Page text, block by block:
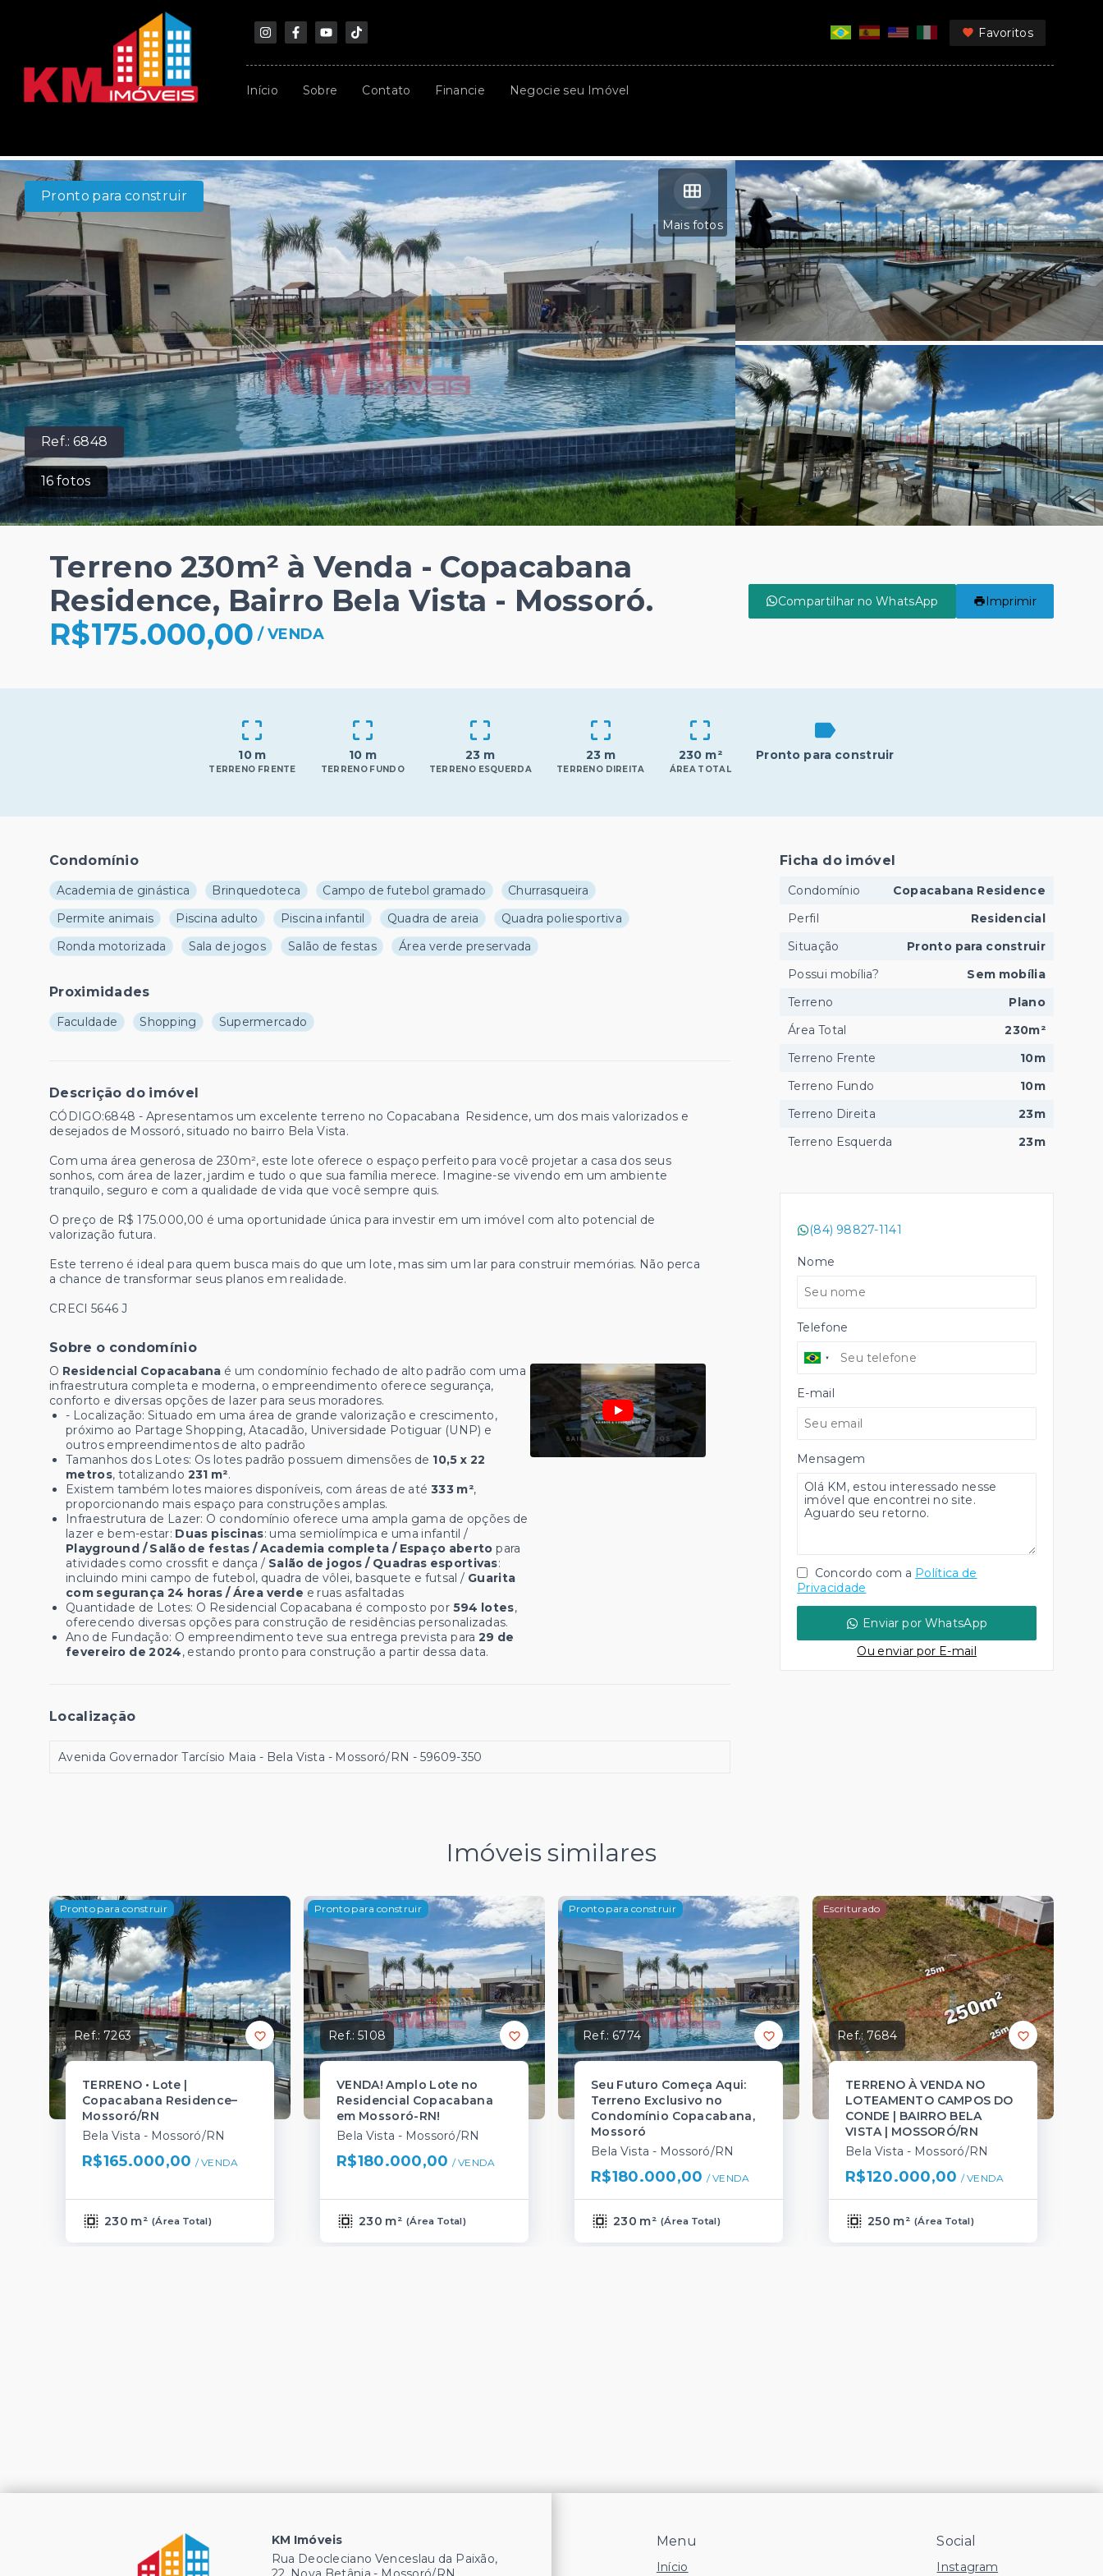
Favoritos
Início Sobre Contato Financie Negocie seu Imóvel
Ref.:6848
16 fotos
Mais fotos
Pronto para construir
Terreno 230m² à Venda - Copacabana
Residence, Bairro Bela Vista - Mossoró.
R$175.000,00 /VENDA
Compartilhar no WhatsApp Imprimir
10 m
TERRENO FRENTE
10 m
TERRENO FUNDO
23 m
TERRENO ESQUERDA
23 m
TERRENO DIREITA
230 m²
ÁREA TOTAL
Pronto para construir
Condomínio
Academia de ginástica Brinquedoteca Campo de futebol gramado
Churrasqueira
Permite animais
Piscina adulto Piscina infantil Quadra de areia
Quadra poliesportiva
Ronda motorizada
Sala de jogos Salão de festas Área verde preservada
Proximidades
Faculdade Shopping Supermercado
Descrição do imóvel
CÓDIGO:6848 - Apresentamos um excelente terreno no Copacabana Residence, um dos mais valorizados e
desejados de Mossoró, situado no bairro Bela Vista.
Com uma área generosa de 230m², este lote oferece o espaço perfeito para você projetar a casa dos seus
sonhos, com área de lazer, jardim e tudo o que sua família merece. Imagine-se vivendo em um ambiente
tranquilo, seguro e com a qualidade de vida que você sempre quis.
O preço de R$ 175.000,00 é uma oportunidade única para investir em um imóvel com alto potencial de
valorização futura.
Este terreno é ideal para quem busca mais do que um lote, mas sim um lar para construir memórias. Não perca
a chance de transformar seus planos em realidade.
CRECI 5646 J
Sobre o condomínio
O Residencial Copacabana é um condomínio fechado de alto padrão com uma
infraestrutura completa e moderna, o empreendimento oferece segurança,
conforto e diversas opções de lazer para seus moradores.
- Localização:Situado em uma área de grande valorização e crescimento,
próximo ao Partage Shopping, Atacadão, Universidade Potiguar (UNP) e
outros empreendimentos de alto padrão
Tamanhos dos Lotes: Os lotes padrão possuem dimensões de 10,5 x 22
metros, totalizando 231 m².
Existem também lotes maiores disponíveis, com áreas de até 333 m²,
proporcionando mais espaço para construções amplas.
Infraestrutura de Lazer: O condomínio oferece uma ampla gama de opções de
lazer e bem-estar: Duas piscinas: uma semiolímpica e uma infantil /
Playground / Salão de festas / Academia completa / Espaço aberto para
atividades como crossfit e dança / Salão de jogos / Quadras esportivas:
incluindo mini campo de futebol, quadra de vôlei, basquete e futsal / Guarita
com segurança 24 horas / Área verde e ruas asfaltadas
Quantidade de Lotes: O Residencial Copacabana é composto por 594 lotes,
oferecendo diversas opções para construção de residências personalizadas.
Ano de Fundação: O empreendimento teve sua entrega prevista para 29 de
fevereiro de 2024, estando pronto para construção a partir dessa data.
Localização
Avenida Governador Tarcísio Maia - Bela Vista - Mossoró/RN - 59609-350
Ficha do imóvel
Condomínio
Copacabana Residence
Perfil
Residencial
Situação
Pronto para construir
Possui mobília?
Sem mobília
Terreno
Plano
Área Total
230m²
Terreno Frente
10m
Terreno Fundo
10m
Terreno Direita
23m
Terreno Esquerda
23m
(84) 98827-1141
Nome
Telefone
E-mail
Mensagem
Concordo com a Política de
Privacidade
Enviar por WhatsApp
Ou enviar por E-mail
Imóveis similares
Pronto para construir
Ref.: 7263
TERRENO • Lote |
Copacabana Residence–
Mossoró/RN
Bela Vista - Mossoró/RN
R$165.000,00 / VENDA
230 m² (Área Total)
Pronto para construir
Ref.:5108
VENDA! Amplo Lote no
Residencial Copacabana
em Mossoró-RN!
Bela Vista - Mossoró/RN
R$180.000,00 / VENDA
230 m² (Área Total)
Pronto para construir
Ref.: 6774
Seu Futuro Começa Aqui:
Terreno Exclusivo no
Condomínio Copacabana,
Mossoró
Bela Vista - Mossoró/RN
R$180.000,00 / VENDA
230 m² (Área Total)
Escriturado
Ref.:7684
TERRENO À VENDA NO
LOTEAMENTO CAMPOS DO
CONDE | BAIRRO BELA
VISTA | MOSSORÓ/RN
Bela Vista - Mossoró/RN
R$120.000,00 / VENDA
250 m² (Área Total)
Menu
Início
Social
Instagram
KM Imóveis
Rua Deocleciano Venceslau da Paixão,